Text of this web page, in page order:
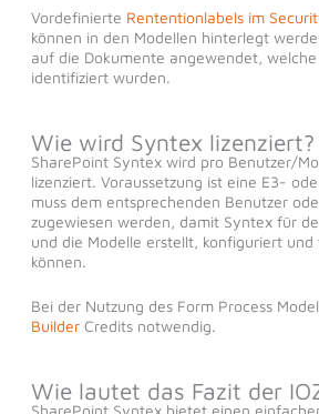
Vordefinierte Rententionlabels im
können in den Modellen hinterlegt
auf die Dokumente angewendet,
identifiziert wurden.
Wie wird Syntex lizenziert?
SharePoint Syntex wird pro Benutzer/
lizenziert. Voraussetzung ist eine E3-
muss dem entsprechenden Benutzer
zugewiesen werden, damit Syntex für
und die Modelle erstellt, konfiguriert
können.
Bei der Nutzung des Form Process
BuilderCredits notwendig.
Wie lautet das Fazit der